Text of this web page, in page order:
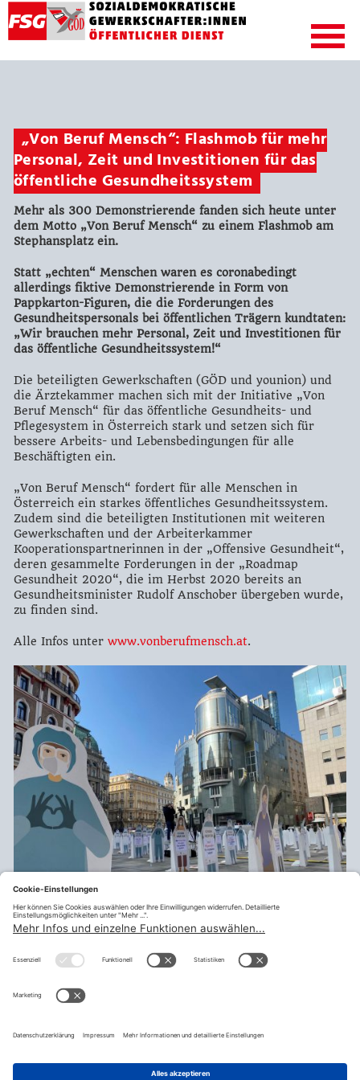
„Von Beruf Mensch“: Flashmob für mehr
Personal, Zeit und Investitionen für das
öffentliche Gesundheitssystem
Mehr als 300 Demonstrierende fanden sich heute unter
dem Motto „Von Beruf Mensch“ zu einem Flashmob am
Stephansplatz ein.
Statt „echten“ Menschen waren es coronabedingt
allerdings fiktive Demonstrierende in Form von
Pappkarton-Figuren, die die Forderungen des
Gesundheitspersonals bei öffentlichen Trägern kundtaten:
„Wir brauchen mehr Personal, Zeit und Investitionen für
das öffentliche Gesundheitssystem!“
Die beteiligten Gewerkschaften (GÖD und younion) und
die Ärztekammer machen sich mit der Initiative „Von
Beruf Mensch“ für das öffentliche Gesundheits- und
Pflegesystem in Österreich stark und setzen sich für
bessere Arbeits- und Lebensbedingungen für alle
Beschäftigten ein.
„Von Beruf Mensch“ fordert für alle Menschen in
Österreich ein starkes öffentliches Gesundheitssystem.
Zudem sind die beteiligten Institutionen mit weiteren
Gewerkschaften und der Arbeiterkammer
Kooperationspartnerinnen in der „Offensive Gesundheit“,
deren gesammelte Forderungen in der „Roadmap
Gesundheit 2020“, die im Herbst 2020 bereits an
Gesundheitsminister Rudolf Anschober übergeben wurde,
zu finden sind.
Alle Infos unter www.vonberufmensch.at.